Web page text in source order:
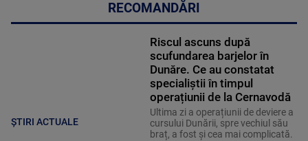
RECOMANDĂRI
ȘTIRI ACTUALE
Riscul ascuns după
scufundarea barjelor în
Dunăre. Ce au constatat
specialiștii în timpul
operațiunii de la Cernavodă
Ultima zi a operațiunii de deviere a
cursului Dunării, spre vechiul său
braț, a fost și cea mai complicată.